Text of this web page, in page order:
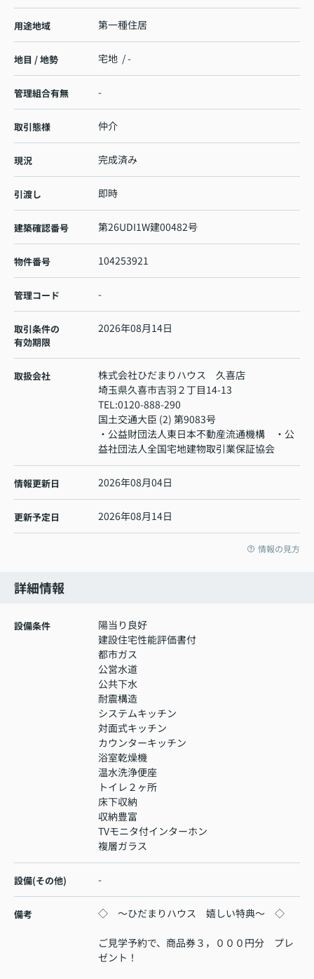
用途地域 第一種住居
地目 / 地勢 宅地 / -
管理組合有無 -
取引態様 仲介
現況 完成済み
引渡し 即時
建築確認番号 第26UDI1W建00482号
物件番号 104253921
管理コード -
取引条件の
有効期限
2026年08月14日
取扱会社
株式会社ひだまりハウス 久喜店
埼玉県久喜市吉羽２丁目14-13
TEL:0120-888-290
国土交通大臣 (2) 第9083号
・公益財団法人東日本不動産流通機構 ・公
益社団法人全国宅地建物取引業保証協会
情報更新日 2026年08月04日
更新予定日 2026年08月14日
情報の見方
詳細情報
設備条件
陽当り良好
建設住宅性能評価書付
都市ガス
公営水道
公共下水
耐震構造
システムキッチン
対面式キッチン
カウンターキッチン
浴室乾燥機
温水洗浄便座
トイレ２ヶ所
床下収納
収納豊富
TVモニタ付インターホン
複層ガラス
設備(その他) -
備考 ◇ ～ひだまりハウス 嬉しい特典～ ◇
ご見学予約で、商品券３，０００円分 プレ
ゼント！